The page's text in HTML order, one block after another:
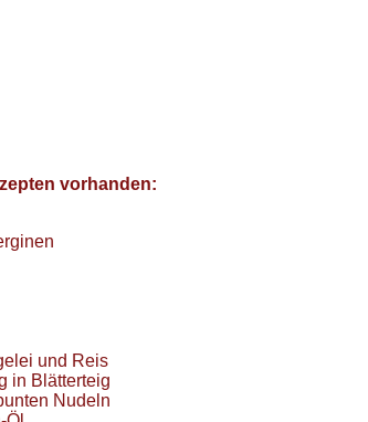
vorhanden:
und Reis
in Blätterteig
Nudeln